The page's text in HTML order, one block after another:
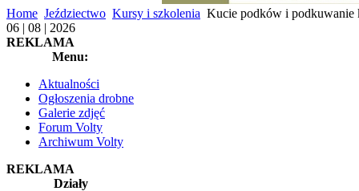
Home Jeździectwo Kursy i szkolenia Kucie podków i podkuwanie
06 | 08 | 2026
REKLAMA
Menu:
Aktualności
Ogłoszenia drobne
Galerie zdjęć
Forum Volty
Archiwum Volty
REKLAMA
Działy